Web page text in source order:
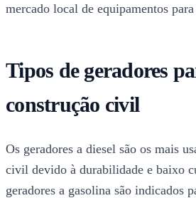
mercado local de equipamentos
Tipos de geradores
construção civil
Os geradores a diesel são os mais
civil devido à durabilidade e baixo
geradores a gasolina são indicados